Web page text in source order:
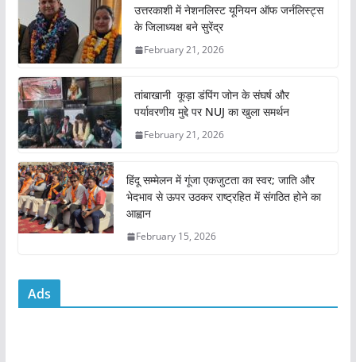
e
b
o
o
k
er s
A
p
e
उत्तरकाशी में नेशनलिस्ट यूनियन ऑफ जर्नलिस्ट्स
के जिलाध्यक्ष बने सुरेंद्र
February 21, 2026
तांबाखानी कूड़ा डंपिंग जोन के संघर्ष और
पर्यावरणीय मुद्दे पर NUJ का खुला समर्थन
February 21, 2026
हिंदू सम्मेलन में गूंजा एकजुटता का स्वर; जाति और
भेदभाव से ऊपर उठकर राष्ट्रहित में संगठित होने का
आह्वान
February 15, 2026
Ads